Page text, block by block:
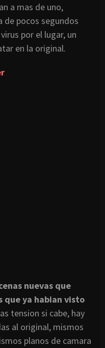
a mas de uno,
de pocos segundos
por el lugar, un
en la original.
nuevas que
que ya habian visto
tension si cabe, hay
al original, mismos
planos de camara